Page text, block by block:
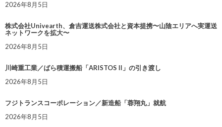
2026年8月5日
株式会社Univearth、倉吉運送株式会社と資本提携〜山陰エリアへ実運送
ネットワークを拡大〜
2026年8月5日
川崎重工業／ばら積運搬船「ARISTOS II」の引き渡し
2026年8月5日
フジトランスコーポレーション／新造船「蓉翔丸」就航
2026年8月5日